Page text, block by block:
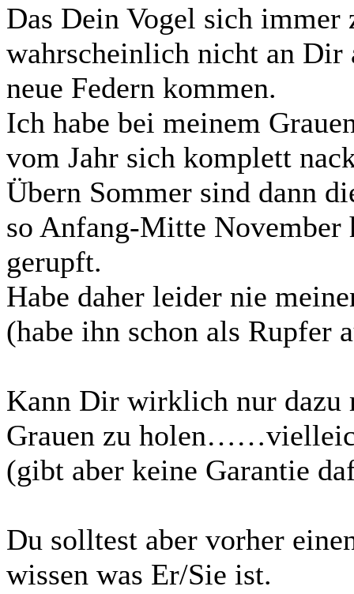
Das Dein Vogel sich
wahrscheinlich nicht an Dir
neue Federn kommen.
Ich habe bei meinem
vom Jahr sich komplett
Übern Sommer sind dann
so Anfang-Mitte
gerupft.
Habe daher leider nie
(habe ihn schon als Rupfer
Kann Dir wirklich nur dazu
Grauen zu
(gibt aber keine Garantie
Du solltest aber vorher
wissen was Er/Sie ist.